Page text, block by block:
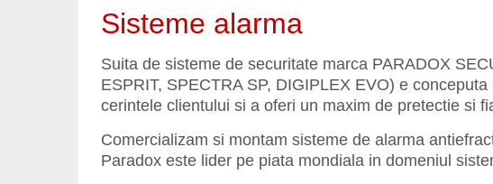
Sisteme alarma
Suita de sisteme de securitate marca PARADOX
ESPRIT, SPECTRA SP, DIGIPLEX EVO) e
cerintele clientului si a oferi un maxim de pretectie si
Comercializam si montam sisteme de alarma
Paradox este lider pe piata mondiala in domeniul